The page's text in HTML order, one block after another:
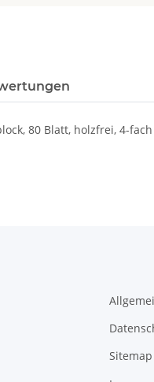
80 Blatt, holzfrei, 4-
Sitemap